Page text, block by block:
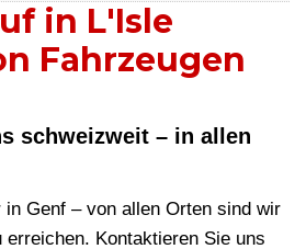
in L'Isle
Fahrzeugen
schweizweit – in allen
Genf – von allen Orten sind wir
Kontaktieren Sie uns